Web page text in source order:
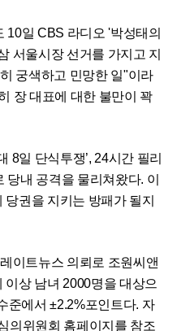
10일 CBS 라디오 '박성태의
서울시장 선거를 가지고 지
궁색하고 민망한 일"이라
장 대표에 대한 불만이 꽉
8일 단식투쟁’, 24시간 필리
내 공격을 물리쳐왔다. 이
권을 지키는 방패가 될지
이트뉴스 의뢰로 조원씨앤
이상 남녀 2000명을 대상으
준에서 ±2.2%포인트다. 자
의위원회 홈페이지를 참조